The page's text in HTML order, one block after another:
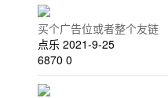
买个广告位或者整个友链
点乐 2021-9-25
6870 0